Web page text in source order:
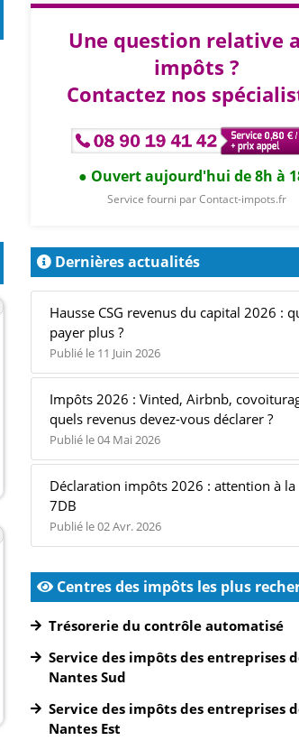
Une question relative
impôts ?
Contactez nos
Ouvert aujourd'hui de 8h à
Service fourni par Contact-impots.fr
Dernières actualités
Hausse CSG revenus du capital 2026 :
payer plus ?
Publié le 11 Juin 2026
Impôts 2026 : Vinted, Airbnb,
quels revenus devez-vous déclarer ?
Publié le 04 Mai 2026
Déclaration impôts 2026 : attention à la
7DB
Publié le 02 Avr. 2026
Centres des impôts les plus
Trésorerie du contrôle automatisé
Service des impôts des entreprises
Nantes Sud
Service des impôts des entreprises
Nantes Est